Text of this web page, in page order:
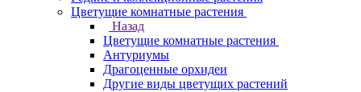
Цветущие комнатные растения
Назад
Цветущие комнатные растения
Антуриумы
Драгоценные орхидеи
Другие виды цветущих растений